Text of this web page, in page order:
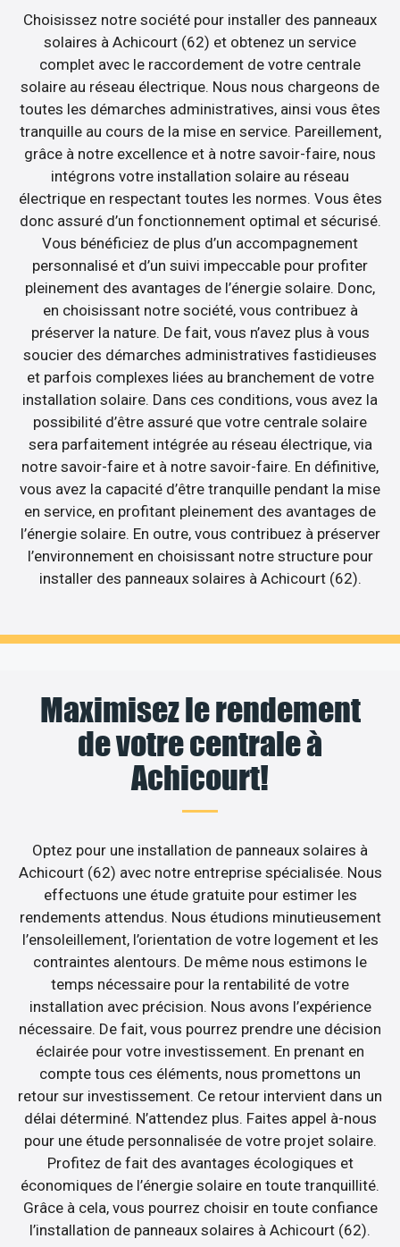
Choisissez notre société pour installer des panneaux
solaires à Achicourt (62) et obtenez un service
complet avec le raccordement de votre centrale
solaire au réseau électrique. Nous nous chargeons de
toutes les démarches administratives, ainsi vous êtes
tranquille au cours de la mise en service. Pareillement,
grâce à notre excellence et à notre savoir-faire, nous
intégrons votre installation solaire au réseau
électrique en respectant toutes les normes. Vous êtes
donc assuré d’un fonctionnement optimal et sécurisé.
Vous bénéficiez de plus d’un accompagnement
personnalisé et d’un suivi impeccable pour profiter
pleinement des avantages de l’énergie solaire. Donc,
en choisissant notre société, vous contribuez à
préserver la nature. De fait, vous n’avez plus à vous
soucier des démarches administratives fastidieuses
et parfois complexes liées au branchement de votre
installation solaire. Dans ces conditions, vous avez la
possibilité d’être assuré que votre centrale solaire
sera parfaitement intégrée au réseau électrique, via
notre savoir-faire et à notre savoir-faire. En définitive,
vous avez la capacité d’être tranquille pendant la mise
en service, en profitant pleinement des avantages de
l’énergie solaire. En outre, vous contribuez à préserver
l’environnement en choisissant notre structure pour
installer des panneaux solaires à Achicourt (62).
Maximisez le rendement
de votre centrale à
Achicourt!
Optez pour une installation de panneaux solaires à
Achicourt (62) avec notre entreprise spécialisée. Nous
effectuons une étude gratuite pour estimer les
rendements attendus. Nous étudions minutieusement
l’ensoleillement, l’orientation de votre logement et les
contraintes alentours. De même nous estimons le
temps nécessaire pour la rentabilité de votre
installation avec précision. Nous avons l’expérience
nécessaire. De fait, vous pourrez prendre une décision
éclairée pour votre investissement. En prenant en
compte tous ces éléments, nous promettons un
retour sur investissement. Ce retour intervient dans un
délai déterminé. N’attendez plus. Faites appel à-nous
pour une étude personnalisée de votre projet solaire.
Profitez de fait des avantages écologiques et
économiques de l’énergie solaire en toute tranquillité.
Grâce à cela, vous pourrez choisir en toute confiance
l’installation de panneaux solaires à Achicourt (62).